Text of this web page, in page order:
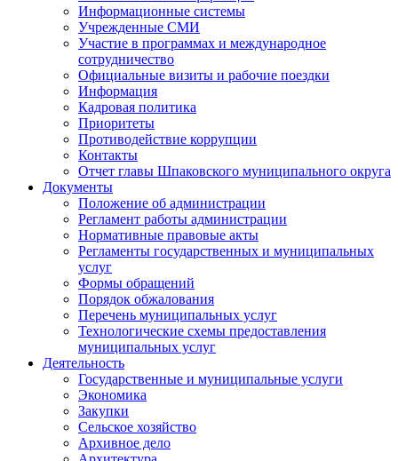
Информационные системы
Учрежденные СМИ
Участие в программах и международное
сотрудничество
Официальные визиты и рабочие поездки
Информация
Кадровая политика
Приоритеты
Противодействие коррупции
Контакты
Отчет главы Шпаковского муниципального округа
Документы
Положение об администрации
Регламент работы администрации
Нормативные правовые акты
Регламенты государственных и муниципальных
услуг
Формы обращений
Порядок обжалования
Перечень муниципальных услуг
Технологические схемы предоставления
муниципальных услуг
Деятельность
Государственные и муниципальные услуги
Экономика
Закупки
Сельское хозяйство
Архивное дело